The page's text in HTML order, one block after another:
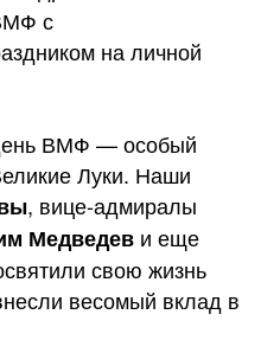
с
на личной
ВМФ — особый
Луки. Наши
, вице-адмиралы
Медведев и еще
свою жизнь
весомый вклад в